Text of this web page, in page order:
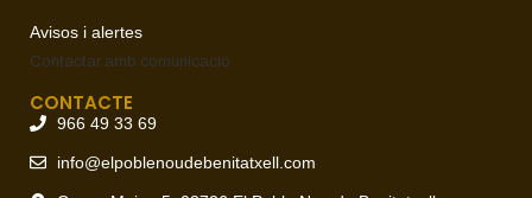
Avisos i alertes
Contactar amb comunicació
CONTACTE
966 49 33 69
info@elpoblenoudebenitatxell.com